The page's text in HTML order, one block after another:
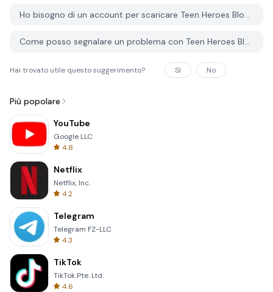
Ho bisogno di un account per scaricare Teen Heroes Blocks Skins Run da PGYER APK HUB?
Come posso segnalare un problema con Teen Heroes Blocks Skins Run su PGYER APK HUB?
Hai trovato utile questo suggerimento? Sì No
Più popolare
YouTube
Google LLC
4.8
Netflix
Netflix, Inc.
4.2
Telegram
Telegram FZ-LLC
4.3
TikTok
TikTok Pte. Ltd.
4.6